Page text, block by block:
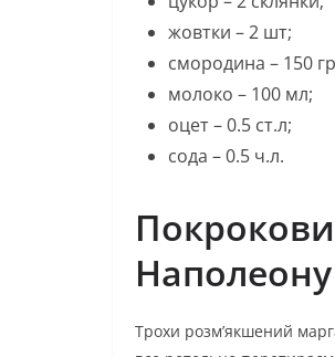
жовтки – 2 шт;
смородина – 150
молоко – 100 мл;
оцет – 0.5 ст.л;
сода – 0.5 ч.л.
Трохи розм’якшений